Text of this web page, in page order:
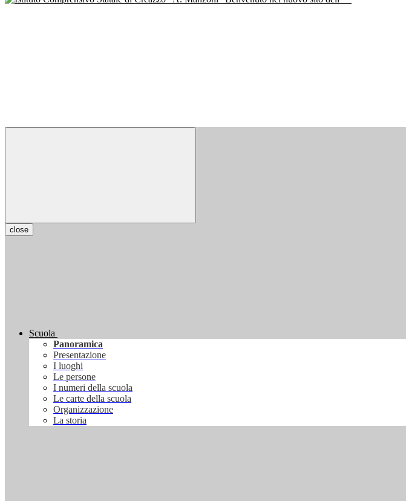
close
Scuola
Panoramica
Presentazione
I luoghi
Le persone
I numeri della scuola
Le carte della scuola
Organizzazione
La storia